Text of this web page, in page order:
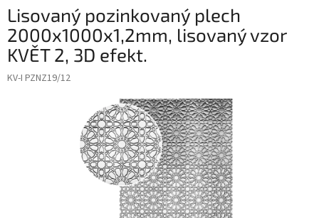
Lisovaný pozinkovaný plech
2000x1000x1,2mm, lisovaný vzor
KVĚT 2, 3D efekt.
KV-I PZNZ19/12